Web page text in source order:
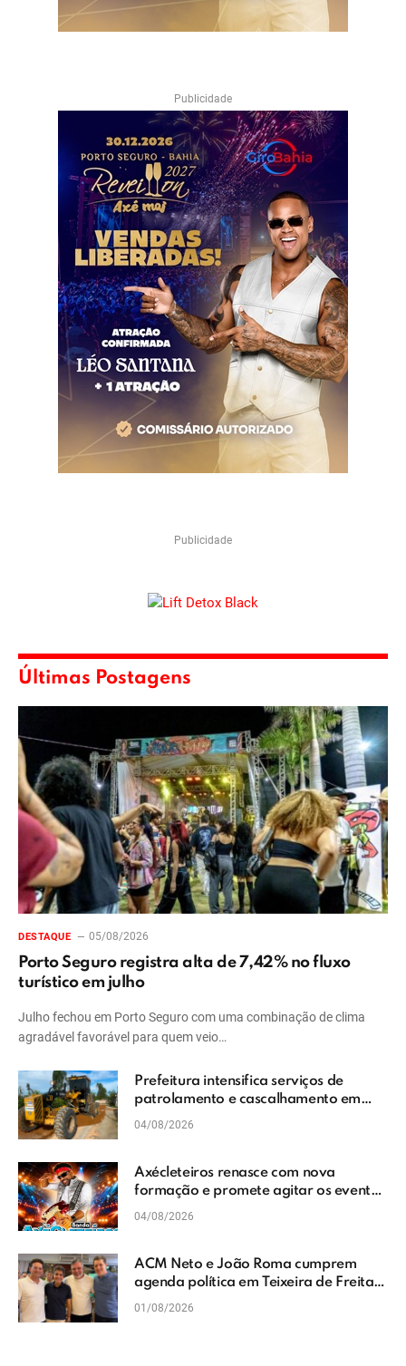
Publicidade
Publicidade
Últimas Postagens
DESTAQUE 05/08/2026
Porto Seguro registra alta de 7,42% no fluxo
turístico em julho
Julho fechou em Porto Seguro com uma combinação de clima
agradável favorável para quem veio…
Prefeitura intensifica serviços de
patrolamento e cascalhamento em
Vera Cruz
04/08/2026
Axécleteiros renasce com nova
formação e promete agitar os eventos
do Extremo Sul da Bahia
04/08/2026
ACM Neto e João Roma cumprem
agenda política em Teixeira de Freitas
e reforçam projeto para o Extremo Sul
01/08/2026